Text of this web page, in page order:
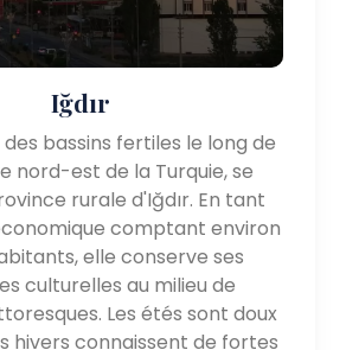
Iğdır
bassins fertiles le long de
nord-est de la Turquie, se
rurale d'Iğdır. En tant
comptant environ
elle conserve ses
culturelles au milieu de
Les étés sont doux
hivers connaissent de fortes